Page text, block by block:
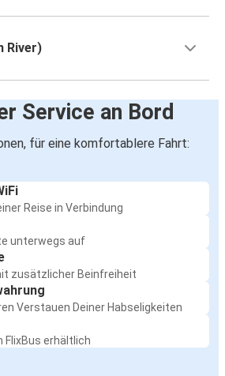
River)
Service an Bord
für eine komfortablere Fahrt:
Reise in Verbindung
unterwegs auf
zusätzlicher Beinfreiheit
Verstauen Deiner Habseligkeiten
FlixBus erhältlich